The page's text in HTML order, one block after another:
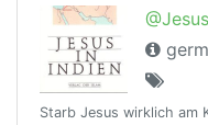
Starb Jesus wirklich am